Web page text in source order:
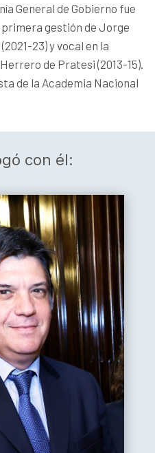
General de Gobierno fue
gestión de Jorge
23) y vocal en la
de Pratesi (2013-15).
de la Academia Nacional
con él: